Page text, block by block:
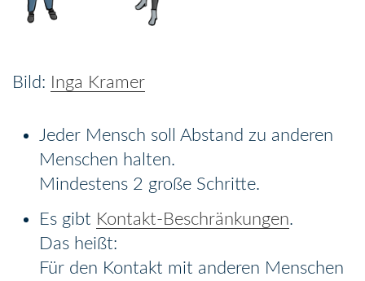
Inga Kramer
Jeder Mensch soll Abstand zu anderen
Menschen halten.
Mindestens 2 große Schritte.
Es gibt Kontakt-Beschränkungen.
Das heißt:
Für den Kontakt mit anderen Menschen